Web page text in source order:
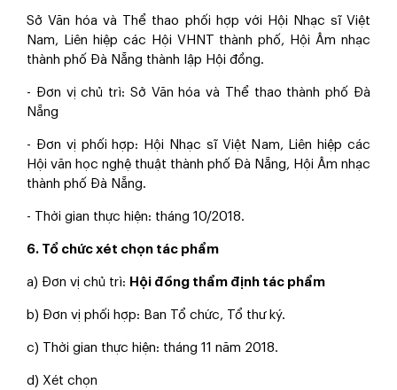
Sở Văn hóa và Thể thao phối hợp với Hội Nhạc sĩ Việt
Nam, Liên hiệp các Hội VHNT thành phố, Hội Âm nhạc
thành phố Đà Nẵng thành lập Hội đồng.
- Đơn vị chủ trì: Sở Văn hóa và Thể thao thành phố Đà
Nẵng
- Đơn vị phối hợp: Hội Nhạc sĩ Việt Nam, Liên hiệp các
Hội văn học nghệ thuật thành phố Đà Nẵng, Hội Âm nhạc
thành phố Đà Nẵng.
- Thời gian thực hiện: tháng 10/2018.
6. Tổ chức xét chọn tác phẩm
a) Đơn vị chủ trì: Hội đồng thẩm định tác phẩm
b) Đơn vị phối hợp: Ban Tổ chức, Tổ thư ký.
c) Thời gian thực hiện: tháng 11 năm 2018.
d) Xét chọn